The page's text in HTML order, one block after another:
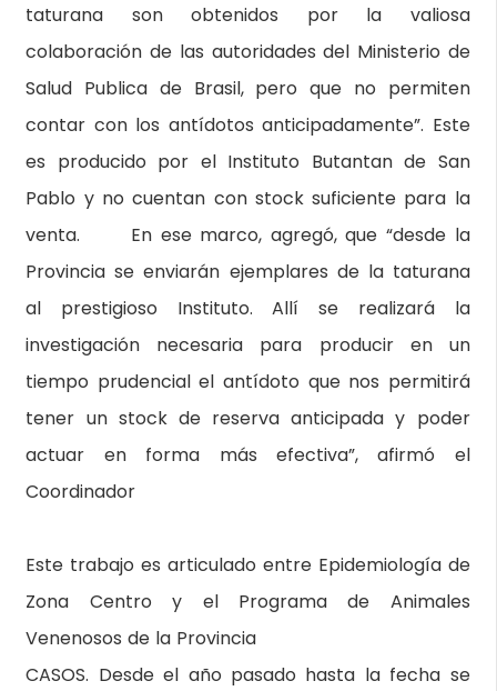
taturana son obtenidos por la valiosa
colaboración de las autoridades del Ministerio de
Salud Publica de Brasil, pero que no permiten
contar con los antídotos anticipadamente”. Este
es producido por el Instituto Butantan de San
Pablo y no cuentan con stock suficiente para la
venta. En ese marco, agregó, que “desde la
Provincia se enviarán ejemplares de la taturana
al prestigioso Instituto. Allí se realizará la
investigación necesaria para producir en un
tiempo prudencial el antídoto que nos permitirá
tener un stock de reserva anticipada y poder
actuar en forma más efectiva”, afirmó el
Coordinador
Este trabajo es articulado entre Epidemiología de
Zona Centro y el Programa de Animales
Venenosos de la Provincia
CASOS. Desde el año pasado hasta la fecha se